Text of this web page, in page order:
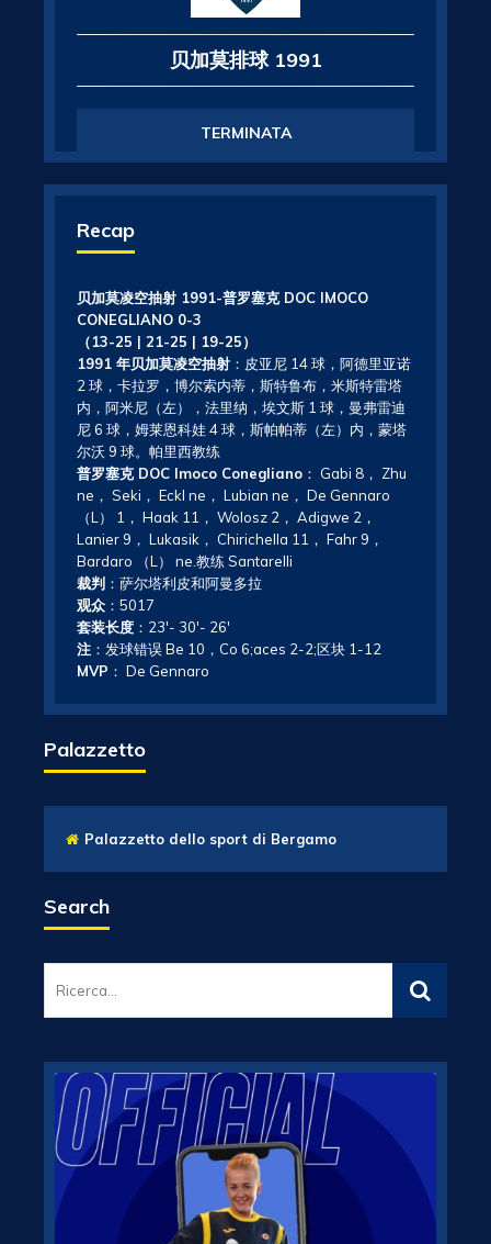
贝加莫排球 1991
TERMINATA
Recap
贝加莫凌空抽射 1991-普罗塞克 DOC IMOCO
CONEGLIANO 0-3
（13-25 | 21-25 | 19-25）
1991 年贝加莫凌空抽射 ：皮亚尼 14 球，阿德里亚诺
2 球，卡拉罗，博尔索内蒂，斯特鲁布，米斯特雷塔
内，阿米尼（左），法里纳，埃文斯 1 球，曼弗雷迪
尼 6 球，姆莱恩科娃 4 球，斯帕帕蒂（左）内，蒙塔
尔沃 9 球。帕里西教练
普罗塞克 DOC Imoco Conegliano ： Gabi 8， Zhu
ne， Seki， Eckl ne， Lubian ne， De Gennaro
（L） 1， Haak 11， Wolosz 2， Adigwe 2，
Lanier 9， Lukasik， Chirichella 11， Fahr 9，
Bardaro （L） ne.教练 Santarelli
裁判 ：萨尔塔利皮和阿曼多拉
观众 ：5017
套装长度 ：23′- 30′- 26′
注 ：发球错误 Be 10，Co 6;aces 2-2;区块 1-12
MVP ： De Gennaro
Palazzetto
Palazzetto dello sport di Bergamo
Search